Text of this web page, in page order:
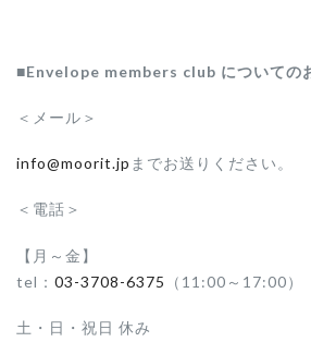
■Envelope members club についての
＜メール＞
info@moorit.jp までお送りください。
＜電話＞
【月～金 】
tel： 03-3708-6375 （11:00～17:00）
土・日・祝日 休み